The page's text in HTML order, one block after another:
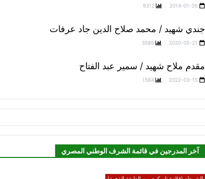
2014-01-26
9312
جندي شهيد / محمد صلاح الدين جاد عرفات
2020-05-21
3589
مقدم ملاح شهيد / سمير عبد الفتاح
2022-03-15
1564
آخر المدرجين في قائمة الشرف الوطني المصري